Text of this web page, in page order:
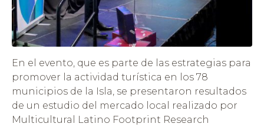
En el evento, que es parte de las estrategias para
promover la actividad turística en los 78
municipios de la Isla, se presentaron resultados
de un estudio del mercado local realizado por
Multicultural Latino Footprint Research